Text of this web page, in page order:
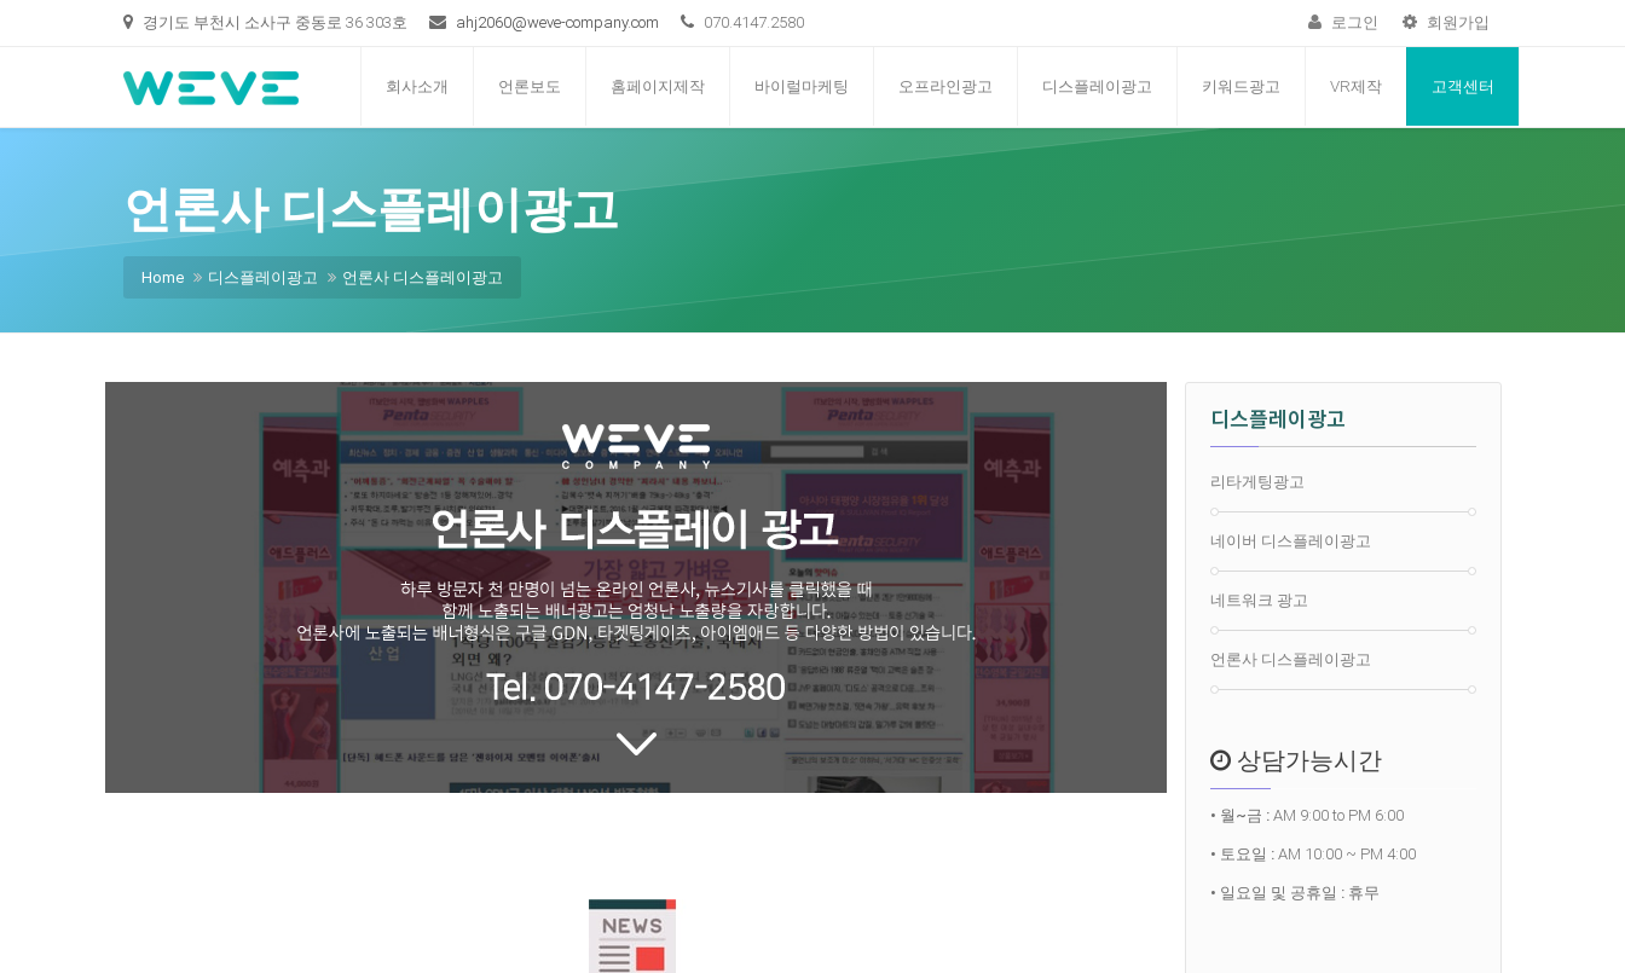
경기도 부천시 소사구 중동로 36 303호 ahj2060@weve-company.com 070.4147.2580 로그인 회원가입
회사소개 언론보도 홈페이지제작 바이럴마케팅 오프라인광고 디스플레이광고 키워드광고 VR제작 고객센터
언론사 디스플레이광고
Home 디스플레이광고 언론사 디스플레이광고
디스플레이광고
리타게팅광고
네이버 디스플레이광고
네트워크 광고
언론사 디스플레이광고
상담가능시간
• 월~금 :AM 9:00 to PM 6:00
• 토요일 :AM 10:00 ~ PM 4:00
• 일요일 및 공휴일 :휴무